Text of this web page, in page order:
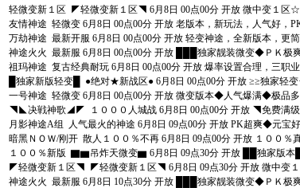
轻微变新１区 ◤轻微变新１区◥ 6月8日 00点00分 开放 微中变１区
友情神途 轻微变 6月8日 00点00分 开放 老版本，新玩法，人气好，
万劫神途 最新开服 6月8日 00点00分 开放 轻变神途，全新版本，更
神途火火 最新服 6月8日 00点00分 开放 ███独家靓装微变◆ＰＫ
祖玛神途 复古经典耐玩 6月8日 00点00分 开放 爆率设置合理，三
█独家新版轻变█ ●绝对★新战区● 6月8日 00点00分 开放 ≥≥独家轻
一号神途 轻微变 6月8日 00点00分 开放 微变版本◆人气爆满◆极品
◥◣决戦神歌◢◤ １０００人城战 6月8日 00点00分 开放 ◥免费满
月影神途A组 人气最火的神途 6月8日 09点00分 开放 PK超爽◆元
暗黑ＮＯＷ/刚开 散人１００％不再 6月8日 09点00分 开放 １０
１００％新版 ▇▆吊炸天微变▆ 6月8日 09点30分 开放 ██独家版
◤轻微变新１区◥ ◤轻微变新１区◥ 6月8日 09点30分 开放 微中变
神途火火 最新服 6月8日 10点30分 开放 ███独家靓装微变◆ＰＫ